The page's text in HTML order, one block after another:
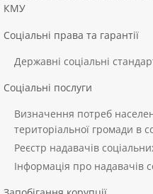
КМУ
Соціальні права та гарантії
Державні соціальні
Соціальні послуги
Визначення потреб
територіальної громади в
Реєстр надавачів
Інформація про надавачів